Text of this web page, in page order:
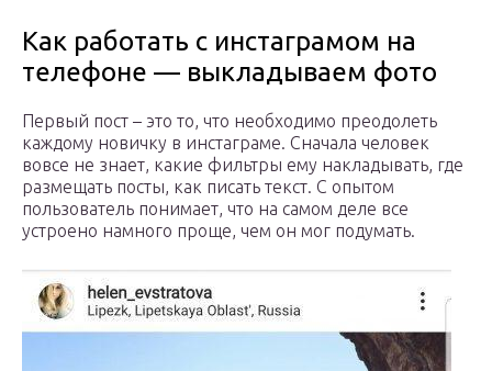
Как работать с инстаграмом на
телефоне — выкладываем фото
Первый пост – это то, что необходимо преодолеть
каждому новичку в инстаграме. Сначала человек
вовсе не знает, какие фильтры ему накладывать, где
размещать посты, как писать текст. С опытом
пользователь понимает, что на самом деле все
устроено намного проще, чем он мог подумать.